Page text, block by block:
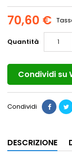
70,60 €
Quantità
Condividi su
Condividi
DESCRIZIONE